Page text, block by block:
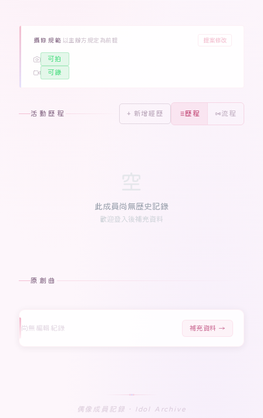
攝錄規範 以主辦方規定為前提 提案修改
可拍
可錄
活動歷程 + 新增經歷 歷程 流程
此成員尚無歷史記錄
歡迎登入後補充資料
原創曲
尚無編輯紀錄 補充資料 →
偶像成員記録 · Idol Archive